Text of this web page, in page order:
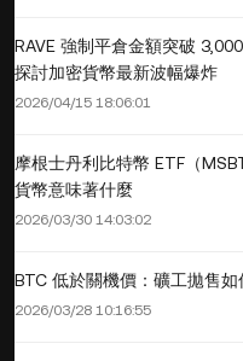
RAVE 強制平倉金額突破
探討加密貨幣最新波幅爆炸
2026/04/15 18:06:01
摩根士丹利比特幣 ETF（
貨幣意味著什麼
2026/03/30 14:03:02
BTC 低於關機價：礦工拋售
2026/03/28 10:16:55